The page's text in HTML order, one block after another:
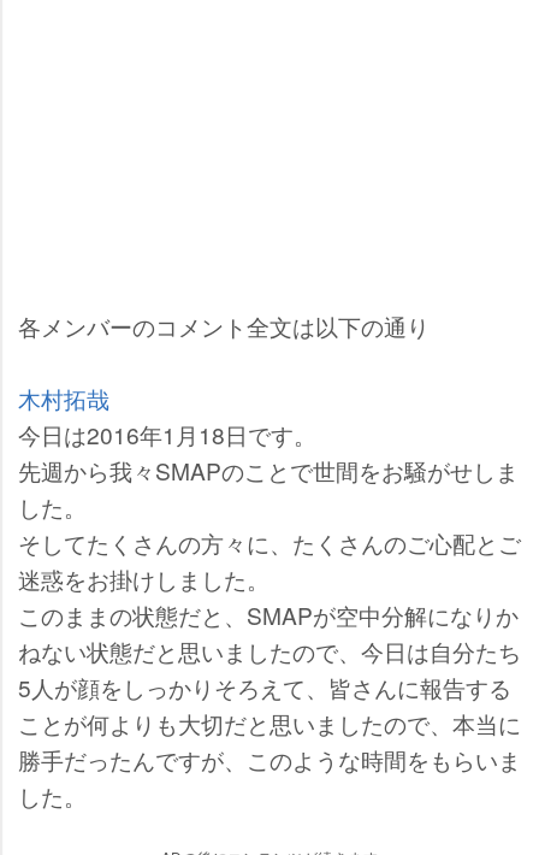
各メンバーのコメント全文は以下の通り
木村拓哉
今日は2016年1月18日です。
先週から我々SMAPのことで世間をお騒がせしま
した。
そしてたくさんの方々に、たくさんのご心配とご
迷惑をお掛けしました。
このままの状態だと、SMAPが空中分解になりか
ねない状態だと思いましたので、今日は自分たち
5人が顔をしっかりそろえて、皆さんに報告する
ことが何よりも大切だと思いましたので、本当に
勝手だったんですが、このような時間をもらいま
した。